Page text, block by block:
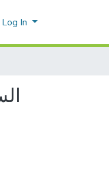
Log In